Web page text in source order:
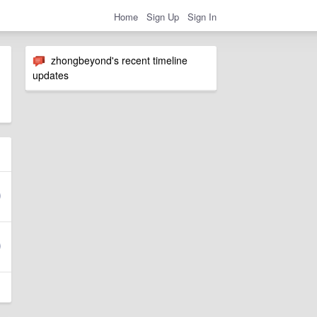
Home Sign Up Sign In
zhongbeyond's recent timeline
updates